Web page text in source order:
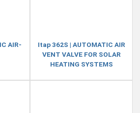
AIR-
Itap 362S | AUTOMATIC AIR
VENT VALVE FOR SOLAR
HEATING SYSTEMS